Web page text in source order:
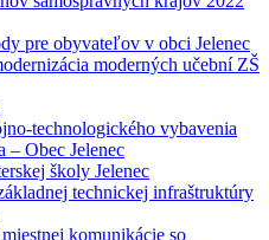
pre obyvateľov v obci Jelenec
moderných učební ZŠ
technologického vybavenia
– Obec Jelenec
školy Jelenec
technickej infraštruktúry
komunikácie so